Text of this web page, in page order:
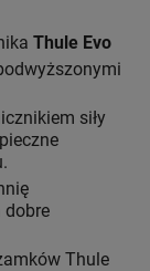
Thule Evo
siły
dobre
Thule